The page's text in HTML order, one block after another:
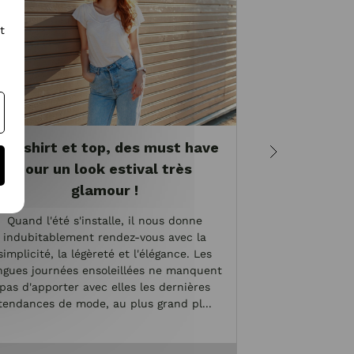
shirt et top, des must have
pour un look estival très
glamour !
Quand l'été s'installe, il nous donne
indubitablement rendez-vous avec la
la légèreté et l'élégance. Les
journées ensoleillées ne manquent
pas d'apporter avec elles les dernières
de mode, au plus grand pl...